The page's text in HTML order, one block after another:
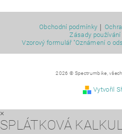
Obchodní podmínky
Zásady
Vzorový formulář "Oznámení o
2026 © Spectrumbike,
Vytvořil
×
SPLÁTKOVÁ